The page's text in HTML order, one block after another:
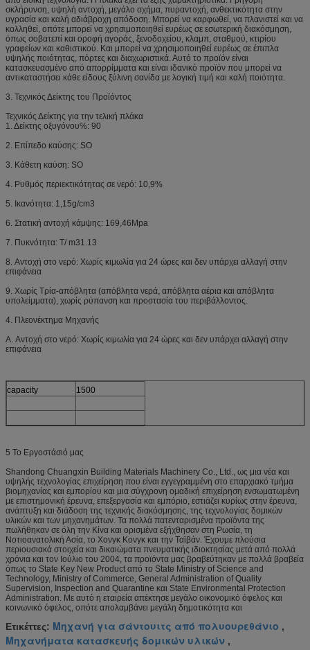
σκλήρυνση, υψηλή αντοχή, μεγάλο σχήμα, πυραντοχή, ανθεκτικότητα στην
υγρασία και καλή αδιάβροχη απόδοση. Μπορεί να καρφωθεί, να πλανιστεί και να
κολληθεί, οπότε μπορεί να χρησιμοποιηθεί ευρέως σε εσωτερική διακόσμηση,
όπως σοβατεπί και οροφή αγοράς, ξενοδοχείου, κλαμπ, σταθμού, κτιρίου
γραφείων και καθιστικού. Και μπορεί να χρησιμοποιηθεί ευρέως σε έπιπλα
υψηλής ποιότητας, πόρτες και διαχωριστικά. Αυτό το προϊόν είναι
κατασκευασμένο από απορρίμματα και είναι ιδανικό προϊόν που μπορεί να
αντικαταστήσει κάθε είδους ξύλινη σανίδα με λογική τιμή και καλή ποιότητα.
3. Τεχνικός Δείκτης του Προϊόντος
Τεχνικός Δείκτης για την τελική πλάκα
1. Δείκτης οξυγόνου%: 90
2. Επίπεδο καύσης: SO
3. Κάθετη καύση: SO
4. Ρυθμός περιεκτικότητας σε νερό: 10,9%
5. Ικανότητα: 1,15g/cm3
6. Στατική αντοχή κάμψης: 169,46Mpa
7. Πυκνότητα: T/ m31.13
8. Αντοχή στο νερό: Χωρίς κιμωλία για 24 ώρες και δεν υπάρχει αλλαγή στην
επιφάνεια
9. Χωρίς Τρία-απόβλητα (απόβλητα νερά, απόβλητα αέρια και απόβλητα
υπολείμματα), χωρίς ρύπανση και προστασία του περιβάλλοντος.
4. Πλεονέκτημα Μηχανής
A. Αντοχή στο νερό: Χωρίς κιμωλία για 24 ώρες και δεν υπάρχει αλλαγή στην
επιφάνεια
capacity 1500
5 Το Εργοστάσιό μας
Shandong Chuangxin Building Materials Machinery Co., Ltd., ως μια νέα και
υψηλής τεχνολογίας επιχείρηση που είναι εγγεγραμμένη στο επαρχιακό τμήμα
βιομηχανίας και εμπορίου και μια σύγχρονη ομαδική επιχείρηση ενσωματωμένη
με επιστημονική έρευνα, επεξεργασία και εμπόριο, εστιάζει κυρίως στην έρευνα,
ανάπτυξη και διάδοση της τεχνικής διακόσμησης, της τεχνολογίας δομικών
υλικών και των μηχανημάτων. Τα πολλά πατενταρισμένα προϊόντα της
πωλήθηκαν σε όλη την Κίνα και ορισμένα εξήχθησαν στη Ρωσία, τη
Νοτιοανατολική Ασία, το Χονγκ Κονγκ και την Ταϊβάν. Έχουμε πλούσια
περιουσιακά στοιχεία και δικαιώματα πνευματικής ιδιοκτησίας μετά από πολλά
χρόνια και τον Ιούλιο του 2004, τα προϊόντα μας βραβεύτηκαν με πολλά βραβεία
όπως το State Key New Product από το State Ministry of Science and
Technology, Ministry of Commerce, General Administration of Quality
Supervision, Inspection and Quarantine και State Environmental Protection
Administration. Με αυτό η εταιρεία απέκτησε μεγάλο οικονομικό όφελος και
κοινωνικό όφελος, οπότε απολαμβάνει μεγάλη δημοτικότητα και
Ετικέττες: Μηχανή για σάντουιτς από πολυουρεθάνιο ,
Μηχανήματα κατασκευής δομικών υλικών ,